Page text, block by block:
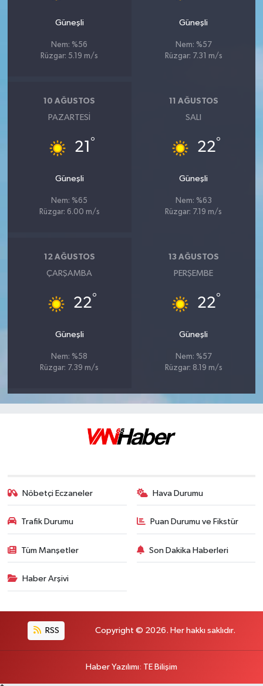
Güneşli
Nem: %56
Rüzgar: 5.19 m/s
Güneşli
Nem: %57
Rüzgar: 7.31 m/s
10 AĞUSTOS
PAZARTESI
21 °
Güneşli
Nem: %65
Rüzgar: 6.00 m/s
11 AĞUSTOS
SALI
22°
Güneşli
Nem: %63
Rüzgar: 7.19 m/s
12 AĞUSTOS
ÇARŞAMBA
22°
Güneşli
Nem: %58
Rüzgar: 7.39 m/s
13 AĞUSTOS
PERŞEMBE
22°
Güneşli
Nem: %57
Rüzgar: 8.19 m/s
Nöbetçi Eczaneler Hava Durumu
Trafik Durumu Puan Durumu ve Fikstür
Tüm Manşetler Son Dakika Haberleri
Haber Arşivi
RSS Copyright © 2026. Her hakkı saklıdır.
Haber Yazılımı: TE Bilişim